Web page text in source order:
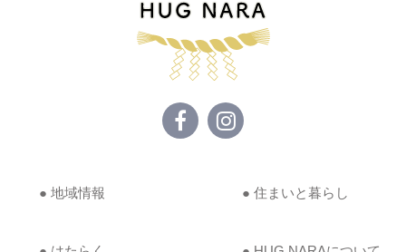
● 地域情報 ● 住まいと暮らし